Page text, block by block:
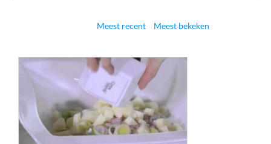
Meest recent Meest bekeken